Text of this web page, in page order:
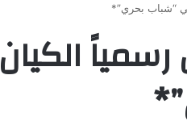
“شباب بحري”*
الكيان